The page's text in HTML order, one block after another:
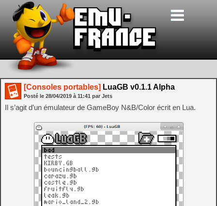
[Consoles portables] LuaGB v0.1.1 Alpha
Posté le 28/04/2019 à 11:41 par Jets
Il s’agit d’un émulateur de GameBoy N&B/Color écrit en Lua.